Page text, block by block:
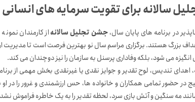
سالانه برای تقویت سرمایه های انسانی
در برنامه های پایان سال،جشن تجلیل سالانهاز کارمندان
بزرگ هستند. برگزاری مراسم سال نو بهترین فرصت است تا مدیریت
انگیزه می شود، بلکه وفاداری پرسنل به سازمان را نیز دوچندان می کند.
تندیس، لوح تقدیر و جوایز نقدی یا غیرنقدی بخش مهمی از
در حضور تمامی همکاران و خانواده ها، حس ارزشمندی و غرور را در
مه سنگین و آتش بازی سرد، لحظه تقدیر را به یک خاطره فراموش